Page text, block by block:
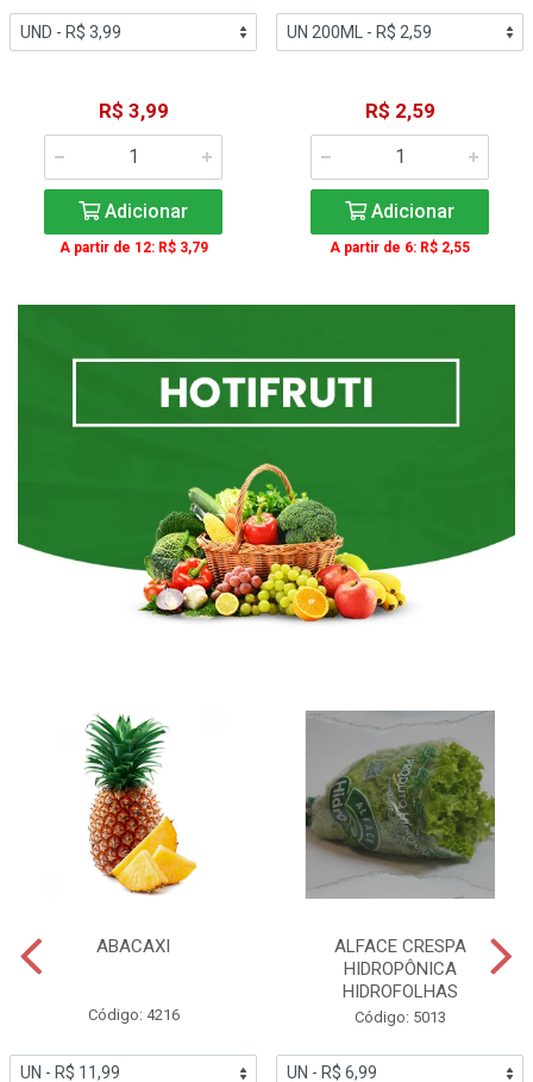
R$ 3,99
Adicionar
A partir de 12: R$ 3,79
R$ 2,59
Adicionar
A partir de 6: R$ 2,55
ABACAXI
Código: 4216
ALFACE CRESPA
HIDROPÔNICA
HIDROFOLHAS
Código: 5013